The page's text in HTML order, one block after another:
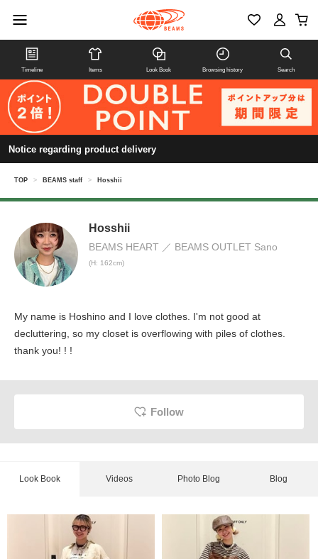
Timeline Items Look Book Browsing history Search
Notice regarding product delivery
TOP > BEAMS staff > Hosshii
Hosshii
BEAMS HEART BEAMS OUTLET Sano
(H: 162cm)
My name is Hoshino and I love clothes. I'm not good at
decluttering, so my closet is overflowing with piles of clothes.
thank you! ! !
Follow
Look Book Videos Photo Blog Blog